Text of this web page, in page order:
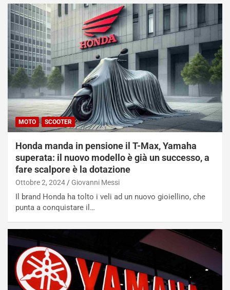
MOTO SCOOTER
Honda manda in pensione il T-Max, Yamaha
superata: il nuovo modello è già un successo, a
fare scalpore è la dotazione
Ottobre 2, 2024 Giovanni Messi
Il brand Honda ha tolto i veli ad un nuovo gioiellino, che
punta a conquistare il…